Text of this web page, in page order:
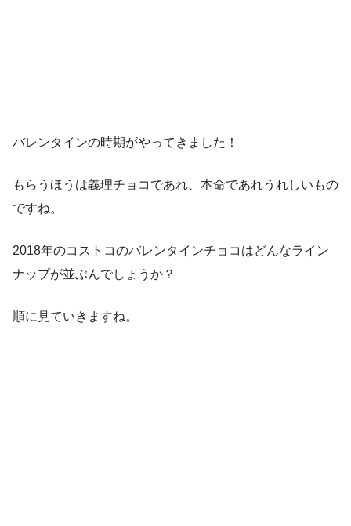
バレンタインの時期がやってきました！
もらうほうは義理チョコであれ、本命であれうれしいもの
ですね。
2018年のコストコのバレンタインチョコはどんなライン
ナップが並ぶんでしょうか？
順に見ていきますね。